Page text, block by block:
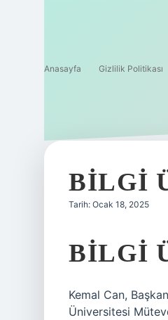
Anasayfa Gizlilik Politikası
BILGI
Tarih: Ocak 18, 2025
BILGI
Kemal Can,
Üniversitesi